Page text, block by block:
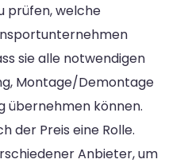
prüfen, welche
sie alle notwendigen
Montage/Demontage
übernehmen können.
der Preis eine Rolle.
Anbieter, um